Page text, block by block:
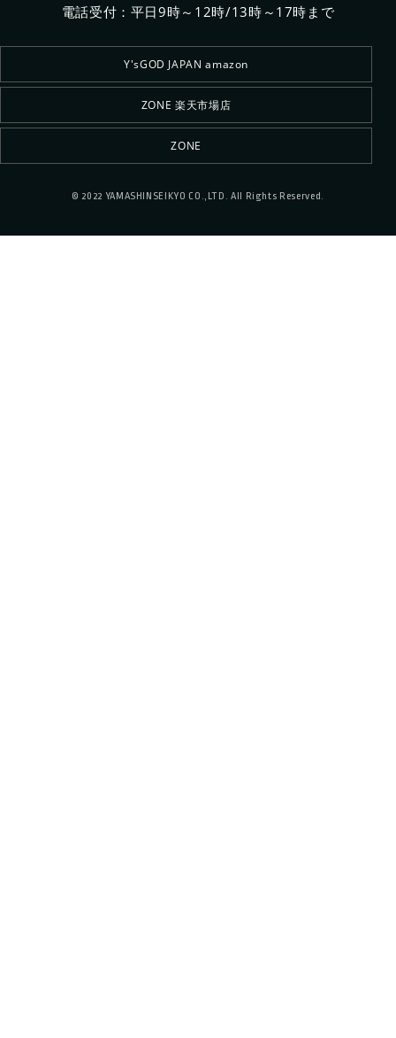
電話受付：平日9時～12時/13時～17時まで
Y'sGOD JAPAN amazon
ZONE 楽天市場店
ZONE
© 2022 YAMASHINSEIKYO CO.,LTD. All Rights Reserved.